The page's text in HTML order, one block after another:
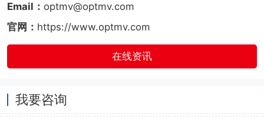
Email： optmv@optmv.com
官网： https://www.optmv.com
在线资讯
我要咨询